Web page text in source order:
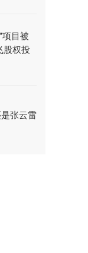
项目被
股权投
张云雷